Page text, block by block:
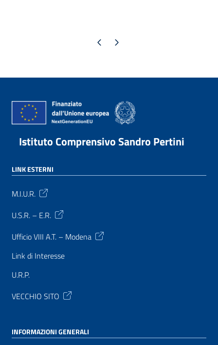
Pagina precedente
Pagina successiva
Istituto Comprensivo Sandro Pertini
LINK ESTERNI
M.I.U.R.
U.S.R. – E.R.
Ufficio VIII A.T. – Modena
Link di Interesse
U.R.P.
VECCHIO SITO
INFORMAZIONI GENERALI